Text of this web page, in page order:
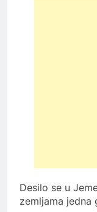
Desilo se u
zemljama jedna